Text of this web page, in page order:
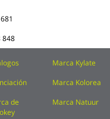
848
de
Marca Kylate
Marca Kolorea
Marca Natuur